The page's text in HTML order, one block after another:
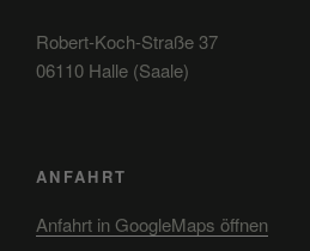
Robert-Koch-Straße 37
06110 Halle (Saale)
ANFAHRT
Anfahrt in GoogleMaps öffnen